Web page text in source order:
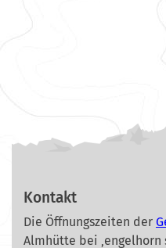
Kontakt
Die Öffnungszeiten der
Almhütte bei ‚engelhorn